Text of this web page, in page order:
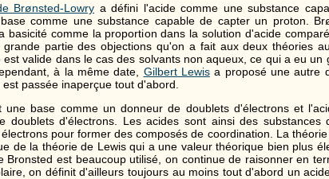
Brønsted-Lowry a défini l'acide comme une substance
comme une substance capable de capter un proton.
basicité comme la proportion dans la solution d'acide
partie des objections qu'on a fait aux deux théories
est valide dans le cas des solvants non aqueux, ce qui a eu
à la même date, Gilbert Lewisa proposé une autre
passée inaperçue tout d'abord.
une base comme un donneur de doublets d'électrons et
doublets d'électrons. Les acides sont ainsi des substances
pour former des composés de coordination. La
de la théorie de Lewis qui a une valeur théorique bien plus
Bronsted est beaucoup utilisé, on continue de raisonner en
on définit d'ailleurs toujours au moins tout d'abord un